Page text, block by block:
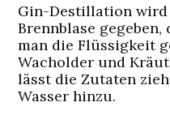
Gin-Destillation
Brennblase gegeben,
man die Flüssigkeit
Wacholder und
lässt die Zutaten
Wasser hinzu.